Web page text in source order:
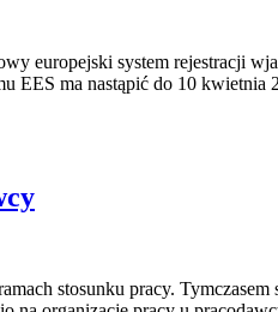
europejski system rejestracji
EES ma nastąpić do 10 kwietnia
stosunku pracy. Tymczasem